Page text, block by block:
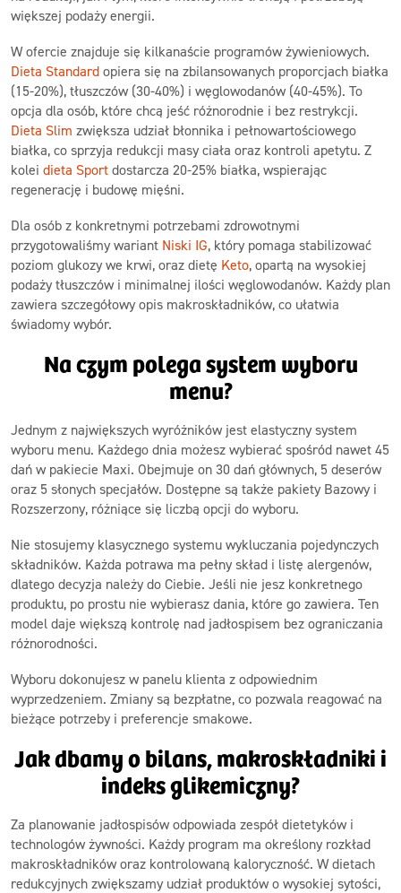
większej podaży energii.
W ofercie znajduje się kilkanaście programów żywieniowych.
Dieta Standard opiera się na zbilansowanych proporcjach białka
(15-20%), tłuszczów (30-40%) i węglowodanów (40-45%). To
opcja dla osób, które chcą jeść różnorodnie i bez restrykcji.
Dieta Slim zwiększa udział błonnika i pełnowartościowego
białka, co sprzyja redukcji masy ciała oraz kontroli apetytu. Z
kolei dieta Sport dostarcza 20-25% białka, wspierając
regenerację i budowę mięśni.
Dla osób z konkretnymi potrzebami zdrowotnymi
przygotowaliśmy wariant Niski IG, który pomaga stabilizować
poziom glukozy we krwi, oraz dietę Keto, opartą na wysokiej
podaży tłuszczów i minimalnej ilości węglowodanów. Każdy plan
zawiera szczegółowy opis makroskładników, co ułatwia
świadomy wybór.
Na czym polega system wyboru
menu?
Jednym z największych wyróżników jest elastyczny system
wyboru menu. Każdego dnia możesz wybierać spośród nawet 45
dań w pakiecie Maxi. Obejmuje on 30 dań głównych, 5 deserów
oraz 5 słonych specjałów. Dostępne są także pakiety Bazowy i
Rozszerzony, różniące się liczbą opcji do wyboru.
Nie stosujemy klasycznego systemu wykluczania pojedynczych
składników. Każda potrawa ma pełny skład i listę alergenów,
dlatego decyzja należy do Ciebie. Jeśli nie jesz konkretnego
produktu, po prostu nie wybierasz dania, które go zawiera. Ten
model daje większą kontrolę nad jadłospisem bez ograniczania
różnorodności.
Wyboru dokonujesz w panelu klienta z odpowiednim
wyprzedzeniem. Zmiany są bezpłatne, co pozwala reagować na
bieżące potrzeby i preferencje smakowe.
Jak dbamy o bilans, makroskładniki i
indeks glikemiczny?
Za planowanie jadłospisów odpowiada zespół dietetyków i
technologów żywności. Każdy program ma określony rozkład
makroskładników oraz kontrolowaną kaloryczność. W dietach
redukcyjnych zwiększamy udział produktów o wysokiej sytości,